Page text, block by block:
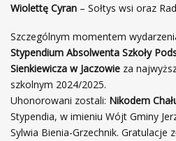
Wiolettę Cyran – Sołtys wsi oraz
Szczególnym momentem
Stypendium Absolwenta Szkoły
Sienkiewicza w Jaczowie za
szkolnym 2024/2025.
Uhonorowani zostali: Nikodem
Stypendia, w imieniu Wójt Gminy
Sylwia Bienia-Grzechnik. Gratulacje